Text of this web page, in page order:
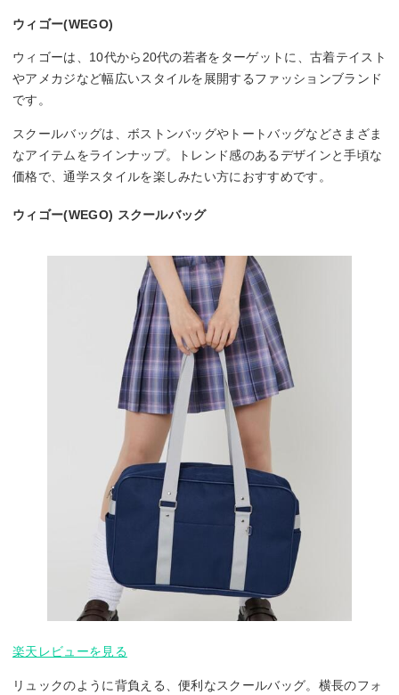
ウィゴー(WEGO)
ウィゴーは、10代から20代の若者をターゲットに、古着テイスト
やアメカジなど幅広いスタイルを展開するファッションブランド
です。
スクールバッグは、ボストンバッグやトートバッグなどさまざま
なアイテムをラインナップ。トレンド感のあるデザインと手頃な
価格で、通学スタイルを楽しみたい方におすすめです。
ウィゴー(WEGO) スクールバッグ
楽天レビューを見る
リュックのように背負える、便利なスクールバッグ。横長のフォ